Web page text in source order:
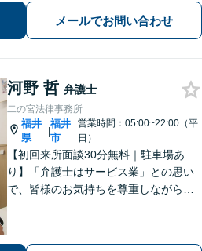
続・相続放棄ご相談ください
メールでお問い合わせ
河野 哲 弁護士
二の宮法律事務所
福井
県
|
福井
市
営業時間：05:00~22:00（平
日）
【初回来所面談30分無料｜駐車場あ
り】「弁護士はサービス業」との思い
で、皆様のお気持ちを尊重しながら解